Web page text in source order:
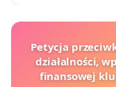
Petycja
działalności,
finansowej